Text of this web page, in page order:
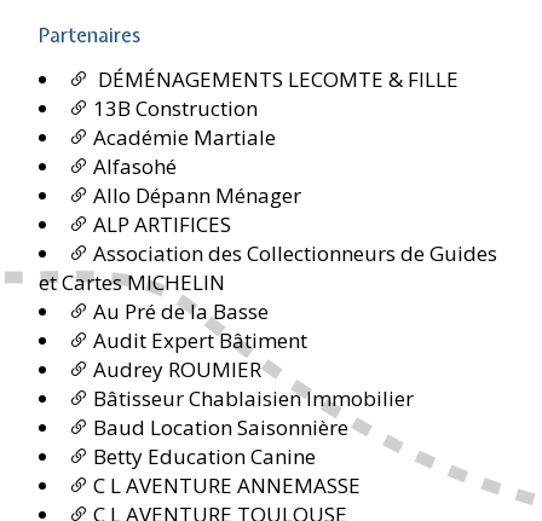
Partenaires
DÉMÉNAGEMENTS LECOMTE & FILLE
13B Construction
Académie Martiale
Alfasohé
Allo Dépann Ménager
ALP ARTIFICES
Association des Collectionneurs de Guides
et Cartes MICHELIN
Au Pré de la Basse
Audit Expert Bâtiment
Audrey ROUMIER
Bâtisseur Chablaisien Immobilier
Baud Location Saisonnière
Betty Education Canine
C L AVENTURE ANNEMASSE
C L AVENTURE TOULOUSE